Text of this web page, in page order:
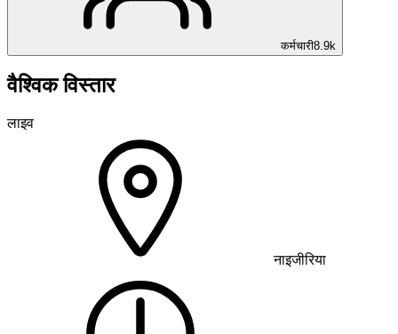
कर्मचारी8.9k
वैश्विक विस्तार
लाइव
नाइजीरिया